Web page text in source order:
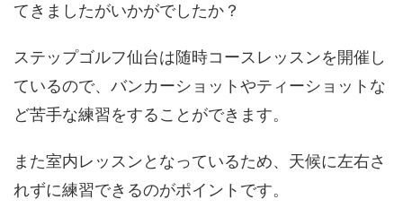
てきましたがいかがでしたか？
ステップゴルフ仙台は随時コースレッスンを開催し
ているので、バンカーショットやティーショットな
ど苦手な練習をすることができます。
また室内レッスンとなっているため、天候に左右さ
れずに練習できるのがポイントです。